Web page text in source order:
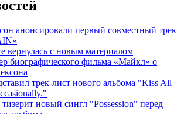
анонсировали первый совместный трек
вернулась с новым материалом
биографического фильма «Майкл» о
трек-лист нового альбома "Kiss All
новый сингл "Possession" перед